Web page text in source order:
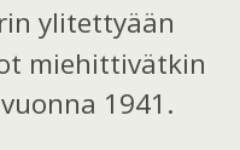
ylitettyään
miehittivätkin
1941.